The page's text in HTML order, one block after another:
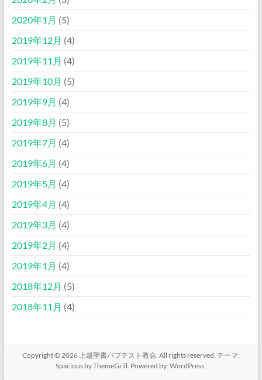
2020年1月 (5)
2019年12月 (4)
2019年11月 (4)
2019年10月 (5)
2019年9月 (4)
2019年8月 (5)
2019年7月 (4)
2019年6月 (4)
2019年5月 (4)
2019年4月 (4)
2019年3月 (4)
2019年2月 (4)
2019年1月 (4)
2018年12月 (5)
2018年11月 (4)
Copyright © 2026上越聖書バプテスト教会. All rights reserved. テーマ:
Spacious by ThemeGrill. Powered by:WordPress.